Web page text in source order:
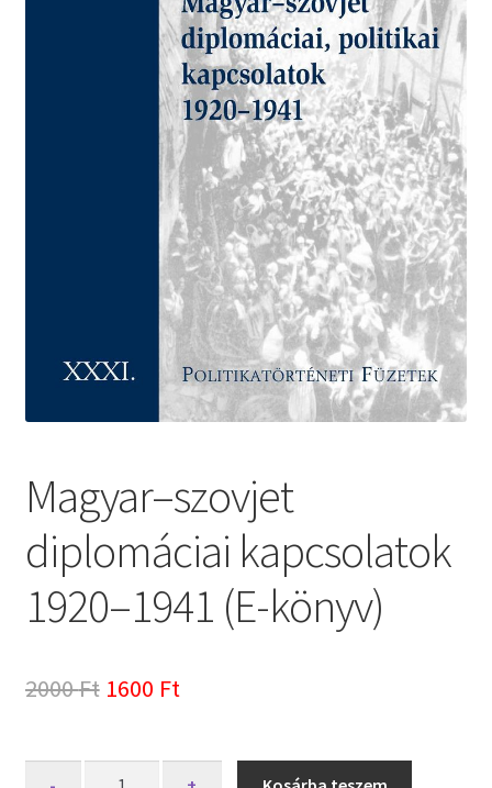
Magyar–szovjet
diplomáciai kapcsolatok
1920–1941 (E-könyv)
2000Ft Original
was:
1600 FtCurrent
is: